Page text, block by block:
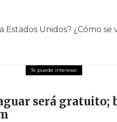
Unidos? ¿Cómo se
será gratuito;